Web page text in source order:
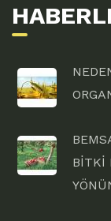
BİTKİ